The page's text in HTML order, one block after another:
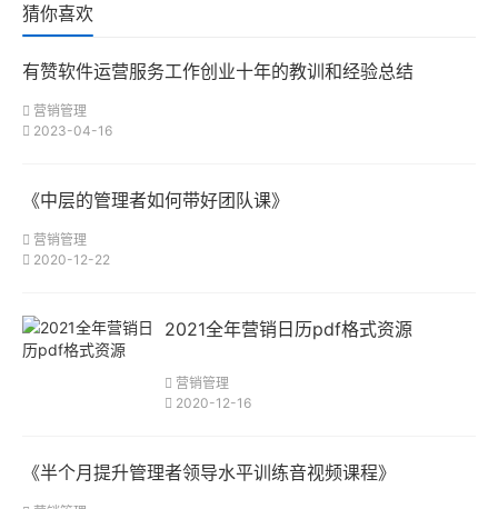
猜你喜欢
有赞软件运营服务工作创业十年的教训和经验总结
营销管理
2023-04-16
《中层的管理者如何带好团队课》
营销管理
2020-12-22
2021全年营销日历pdf格式资源
营销管理
2020-12-16
《半个月提升管理者领导水平训练音视频课程》